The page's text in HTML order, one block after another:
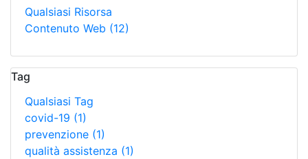
Qualsiasi Risorsa
Contenuto Web (12)
Tag
Qualsiasi Tag
covid-19 (1)
prevenzione (1)
qualità assistenza (1)